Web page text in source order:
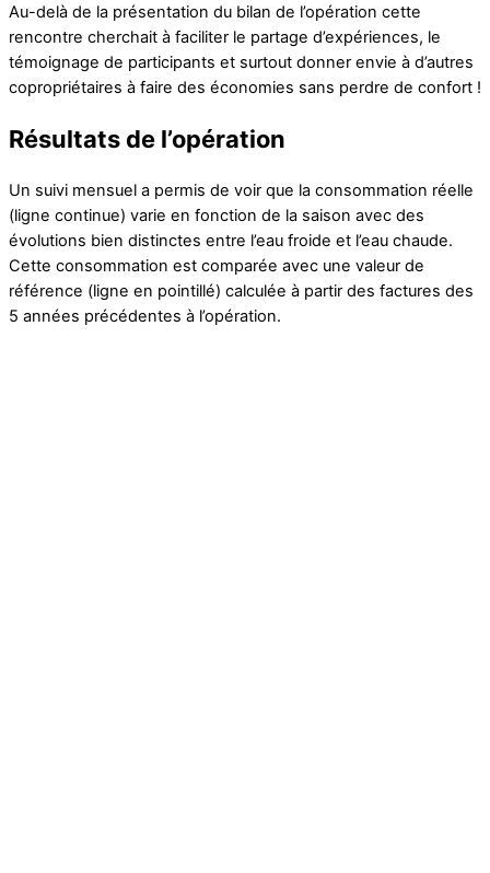
Au-delà de la présentation du bilan de l’opération cette
rencontre cherchait à faciliter le partage d’expériences, le
témoignage de participants et surtout donner envie à d’autres
copropriétaires à faire des économies sans perdre de confort !
Résultats de l’opération
Un suivi mensuel a permis de voir que la consommation réelle
(ligne continue) varie en fonction de la saison avec des
évolutions bien distinctes entre l’eau froide et l’eau chaude.
Cette consommation est comparée avec une valeur de
référence (ligne en pointillé) calculée à partir des factures des
5 années précédentes à l’opération.